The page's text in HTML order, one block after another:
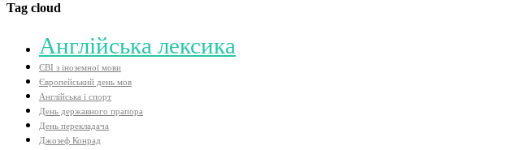
Tag cloud
Aнглійська лексика
ЄВІ з іноземної мови
Європейський день мов
Англійська і спорт
День державного прапора
День перекладача
Джозеф Конрад